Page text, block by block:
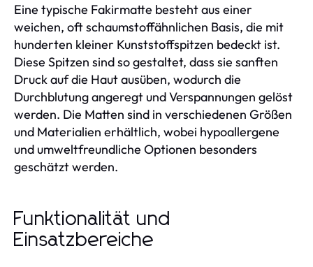
Eine typische Fakirmatte besteht aus einer
weichen, oft schaumstoffähnlichen Basis, die mit
hunderten kleiner Kunststoffspitzen bedeckt ist.
Diese Spitzen sind so gestaltet, dass sie sanften
Druck auf die Haut ausüben, wodurch die
Durchblutung angeregt und Verspannungen gelöst
werden. Die Matten sind in verschiedenen Größen
und Materialien erhältlich, wobei hypoallergene
und umweltfreundliche Optionen besonders
geschätzt werden.
Funktionalität und
Einsatzbereiche